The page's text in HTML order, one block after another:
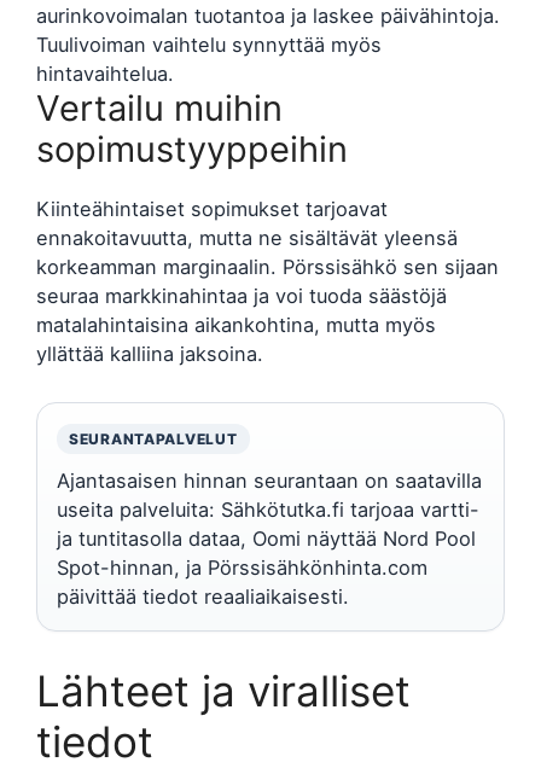
aurinkovoimalan tuotantoa ja laskee päivähintoja.
Tuulivoiman vaihtelu synnyttää myös
hintavaihtelua.
Vertailu muihin
sopimustyyppeihin
Kiinteähintaiset sopimukset tarjoavat
ennakoitavuutta, mutta ne sisältävät yleensä
korkeamman marginaalin. Pörssisähkö sen sijaan
seuraa markkinahintaa ja voi tuoda säästöjä
matalahintaisina aikankohtina, mutta myös
yllättää kalliina jaksoina.
SEURANTAPALVELUT
Ajantasaisen hinnan seurantaan on saatavilla
useita palveluita: Sähkötutka.fi tarjoaa vartti-
ja tuntitasolla dataa, Oomi näyttää Nord Pool
Spot-hinnan, ja Pörssisähkönhinta.com
päivittää tiedot reaaliaikaisesti.
Lähteet ja viralliset
tiedot